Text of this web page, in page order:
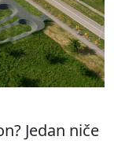
Jedan niče